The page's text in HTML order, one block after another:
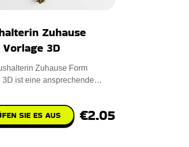
Zuhause
3D
Zuhause Form
3D ist eine ansprechende
SIE ES AUS €2.05